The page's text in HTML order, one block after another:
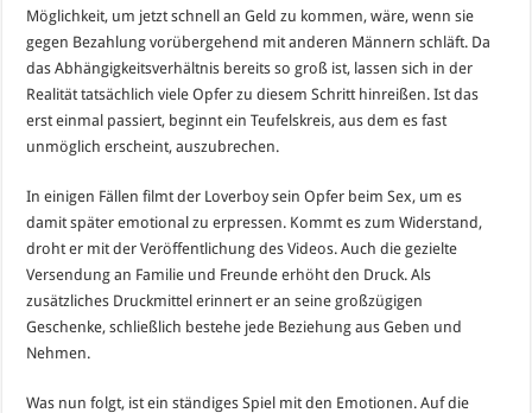
Möglichkeit, um jetzt schnell an Geld zu kommen, wäre, wenn sie
gegen Bezahlung vorübergehend mit anderen Männern schläft. Da
das Abhängigkeitsverhältnis bereits so groß ist, lassen sich in der
Realität tatsächlich viele Opfer zu diesem Schritt hinreißen. Ist das
erst einmal passiert, beginnt ein Teufelskreis, aus dem es fast
unmöglich erscheint, auszubrechen.
In einigen Fällen filmt der Loverboy sein Opfer beim Sex, um es
damit später emotional zu erpressen. Kommt es zum Widerstand,
droht er mit der Veröffentlichung des Videos. Auch die gezielte
Versendung an Familie und Freunde erhöht den Druck. Als
zusätzliches Druckmittel erinnert er an seine großzügigen
Geschenke, schließlich bestehe jede Beziehung aus Geben und
Nehmen.
Was nun folgt, ist ein ständiges Spiel mit den Emotionen. Auf die